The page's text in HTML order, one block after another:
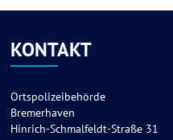
KONTAKT
Ortspolizeibehörde
Bremerhaven
Hinrich-Schmalfeldt-Straße 31